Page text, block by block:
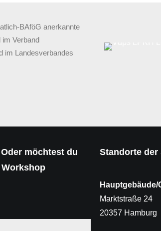
BAföG anerkannte
Verband
im Landesverbandes
möchtest du
Standorte
Hauptgebäude/
Marktstraße 24
20357 Hamburg